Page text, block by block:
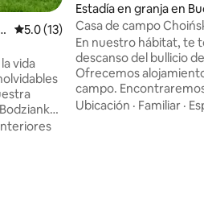
Calificación promedio: 5.0 de 5, 13
5.0 (13)
vida
te
Estadía en granja en
Casa de campo
En nuestro hábitat, te
descanso del bullicio
Ofrecemos
campo.
deportivos y
Ubicación · Familiar ·